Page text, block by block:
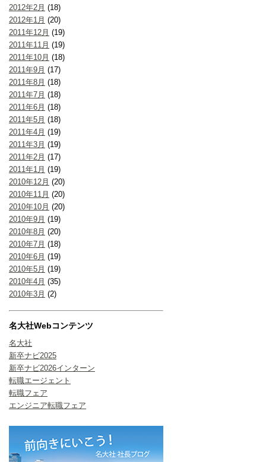
2012年2月 (18)
2012年1月 (20)
2011年12月 (19)
2011年11月 (19)
2011年10月 (18)
2011年9月 (17)
2011年8月 (18)
2011年7月 (18)
2011年6月 (18)
2011年5月 (18)
2011年4月 (19)
2011年3月 (19)
2011年2月 (17)
2011年1月 (19)
2010年12月 (20)
2010年11月 (20)
2010年10月 (20)
2010年9月 (19)
2010年8月 (20)
2010年7月 (18)
2010年6月 (19)
2010年5月 (19)
2010年4月 (35)
2010年3月 (2)
名大社Webコンテンツ
名大社
新卒ナビ2025
新卒ナビ2026インターン
転職エージェント
転職フェア
エンジニア転職フェア